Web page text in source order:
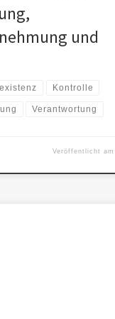
und
Kontrolle
Verantwortung
Veröffentlicht am